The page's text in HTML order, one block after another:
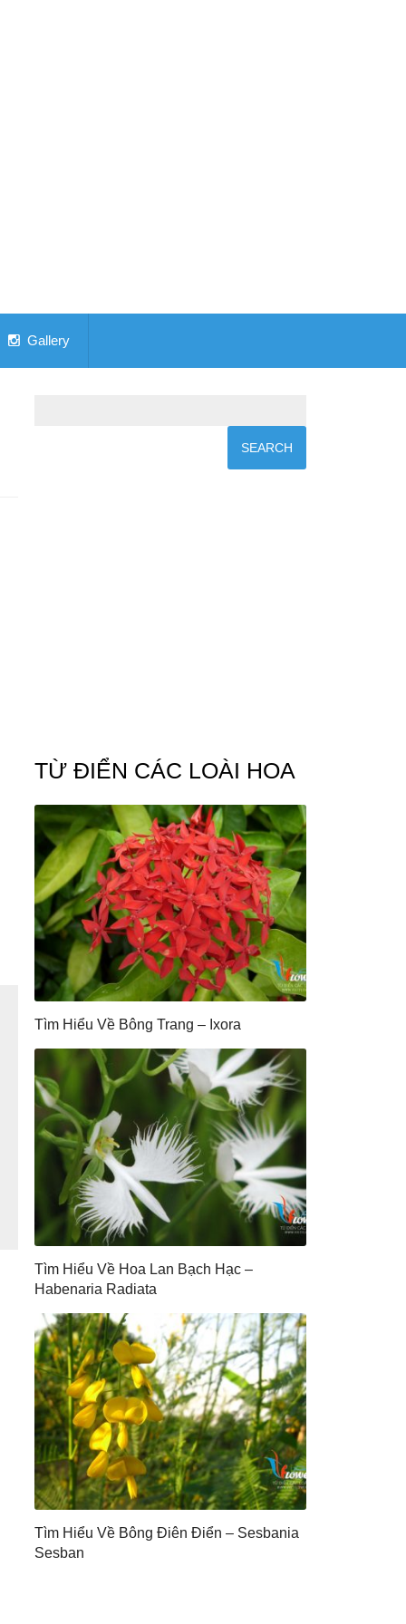
Gallery
TỪ ĐIỂN CÁC LOÀI HOA
Tìm Hiểu Về Bông Trang – Ixora
Tìm Hiểu Về Hoa Lan Bạch Hạc –
Habenaria Radiata
Tìm Hiểu Về Bông Điên Điển – Sesbania
Sesban